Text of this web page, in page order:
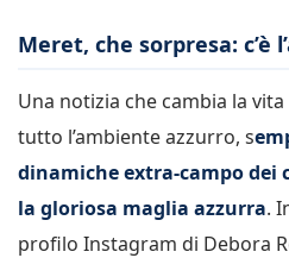
Meret, che sorpresa: c’è
Una notizia che cambia la
tutto l’ambiente azzurro, s
dinamiche extra-campo dei
la gloriosa maglia azzurra.
profilo Instagram di Debora